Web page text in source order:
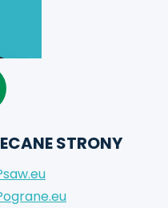
STRONY